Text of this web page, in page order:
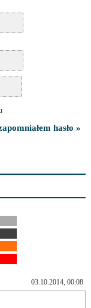
hasło »
03.10.2014, 00:08